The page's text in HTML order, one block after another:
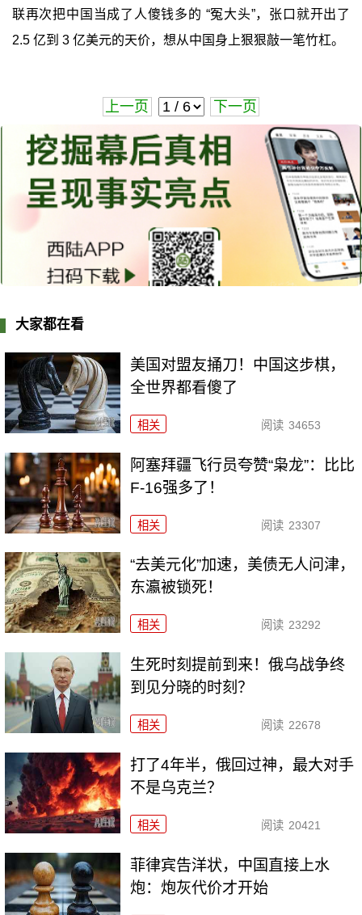
联再次把中国当成了人傻钱多的 “冤大头”，张口就开出了
2.5 亿到 3 亿美元的天价，想从中国身上狠狠敲一笔竹杠。
上一页 下一页
大家都在看
美国对盟友捅刀！中国这步棋，
全世界都看傻了
相关 阅读 34653
阿塞拜疆飞行员夸赞“枭龙”：比比
F-16强多了！
相关 阅读 23307
“去美元化”加速，美债无人问津，
东瀛被锁死！
相关 阅读 23292
生死时刻提前到来！俄乌战争终
到见分晓的时刻？
相关 阅读 22678
打了4年半，俄回过神，最大对手
不是乌克兰？
相关 阅读 20421
菲律宾告洋状，中国直接上水
炮：炮灰代价才开始